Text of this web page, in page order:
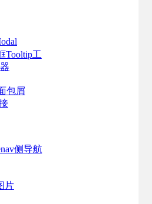
Tooltip工
包屑
侧导航
片